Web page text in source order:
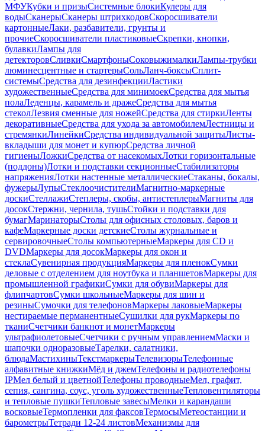
МФУКубки и призыСистемные блокиКулеры для
водыСканерыСканеры штрихкодовСкоросшиватели
картонныеЛаки, разбавители, грунты и
прочиеСкоросшиватели пластиковыеСкрепки, кнопки,
булавкиЛампы для
детекторовСливкиСмартфоныСоковыжималкиЛампы-трубки
люминесцентные и стартерыСольЛанч-боксыСплит-
системыСредства для дезинфекцииЛастики
художественныеСредства для минимоекСредства для мытья
полаЛеденцы, карамель и дражеСредства для мытья
стеколЛезвия сменные для ножейСредства для стиркиЛенты
декоративныеСредства для ухода за автомобилемЛестницы и
стремянкиЛинейкиСредства индивидуальной защитыЛисты-
вкладыши для монет и купюрСредства личной
гигиеныЛожкиСредства от насекомыхЛотки горизонтальные
(поддоны)Лотки и подставки секционныеСтабилизаторы
напряженияЛотки настенные металлическиеСтаканы, бокалы,
фужерыЛупыСтеклоочистителиМагнитно-маркерные
доскиСтеллажиСтеплеры, скобы, антистеплерыМагниты для
досокСтержни, чернила, тушьСтойки и подставки для
бумагМаринаторыСтолы для офисных столовых, баров и
кафеМаркерные доски детскиеСтолы журнальные и
сервировочныеСтолы компьютерныеМаркеры для CD и
DVDМаркеры для досокМаркеры для окон и
стеклаСувенирная продукцияМаркеры для пленокСумки
деловые с отделением для ноутбука и планшетовМаркеры для
промышленной графикиСумки для обувиМаркеры для
флипчартовСумки школьныеМаркеры для шин и
резиныСумочки для телефоновМаркеры лаковыеМаркеры
нестираемые перманентныеСушилки для рукМаркеры по
тканиСчетчики банкнот и монетМаркеры
ультрафиолетовыеСчетчики с ручным управлениемМаски и
шапочки одноразовыеТарелки, салатники,
блюдаМастихиныТекстмаркерыТелевизорыТелефонные
алфавитные книжкиМёд и джемТелефоны и радиотелефоны
IPМел белый и цветнойТелефоны проводныеМел, графит,
сепия, сангина, соус, уголь художественныеТепловентиляторы
и тепловые пушкиТепловые завесыМелки и карандаши
восковыеТермопленки для факсовТермосыМетеостанции и
барометрыТетради 12-24 листовМеханизмы для